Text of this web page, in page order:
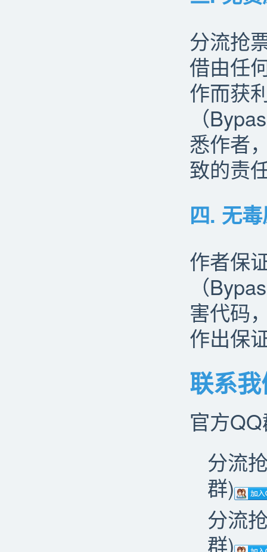
分流抢
借由任
作而获
（
悉作者
致的责
四. 无
作者保
（
害代码
作出保
联系
官方
分流
群)
分流
群)